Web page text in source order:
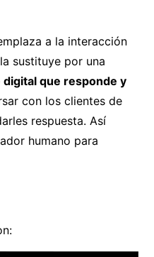
a la interacción
sustituye por una
que responde y
con los clientes de
respuesta. Así
humano para